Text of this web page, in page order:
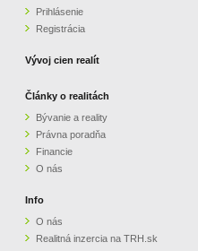
Prihlásenie
Registrácia
Vývoj cien realít
Články o realitách
Bývanie a reality
Právna poradňa
Financie
O nás
Info
O nás
Realitná inzercia na TRH.sk